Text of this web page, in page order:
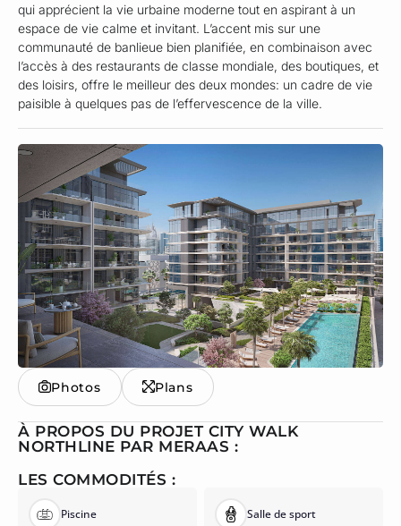
qui apprécient la vie urbaine moderne tout en aspirant à un
espace de vie calme et invitant. L’accent mis sur une
communauté de banlieue bien planifiée, en combinaison avec
l’accès à des restaurants de classe mondiale, des boutiques, et
des loisirs, offre le meilleur des deux mondes: un cadre de vie
paisible à quelques pas de l’effervescence de la ville.
Photos Plans
À PROPOS DU PROJET CITY WALK
NORTHLINE PAR MERAAS :
LES COMMODITÉS :
Piscine Salle de sport